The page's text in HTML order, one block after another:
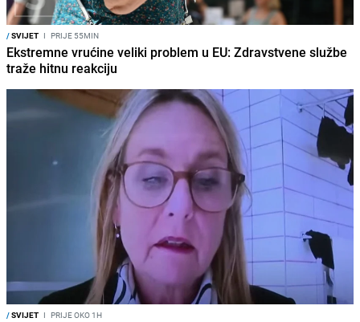
/SVIJET I PRIJE 55MIN
Ekstremne vrućine veliki problem u EU: Zdravstvene službe
traže hitnu reakciju
/SVIJET I PRIJE OKO 1H